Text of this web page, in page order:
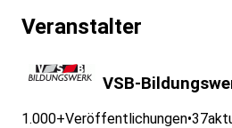
Veranstalter
VSB-
1.000+Veröffentlichungen•37